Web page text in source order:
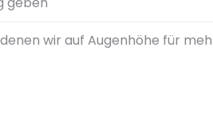
wir auf Augenhöhe für